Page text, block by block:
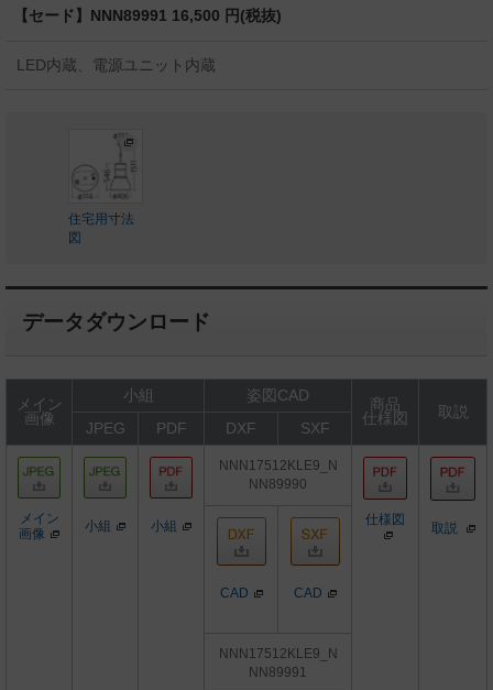
【セード】NNN89991 16,500 円(税抜)
LED内蔵、電源ユニット内蔵
住宅用寸法
図
データダウンロード
メイン
画像
小組 姿図CAD
商品
仕様図
取説
JPEG
PDF DXF SXF
メイン
画像
小組 小組
NNN17512KLE9_N
NN89990
仕様図
取説
CAD CAD
NNN17512KLE9_N
NN89991